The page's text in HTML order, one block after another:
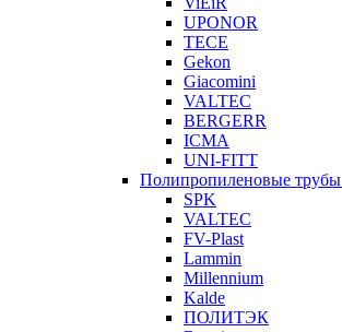
UPONOR
TECE
Gekon
Giacomini
VALTEC
BERGERR
ICMA
UNI-FITT
Полипропиленовые трубы
SPK
VALTEC
FV-Plast
Lammin
Millennium
Kalde
ПОЛИТЭК